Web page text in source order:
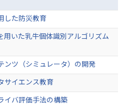
した防災教育
用いた乳牛個体識別アルゴリズム
ンツ（シミュレータ）の開発
サイエンス教育
イバ評価手法の構築